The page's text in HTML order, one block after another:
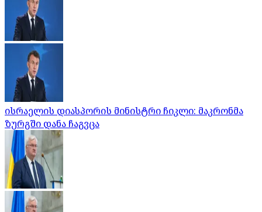
ისრაელის დიასპორის მინისტრი ჩიკლი: მაკრონმა
ზურგში დანა ჩაგვცა